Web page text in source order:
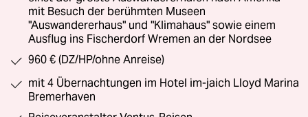
mit Besuch der berühmten Museen
"Auswandererhaus" und "Klimahaus" sowie einem
Ausflug ins Fischerdorf Wremen an der Nordsee
960 € (DZ/HP/ohne Anreise)
mit 4 Übernachtungen im Hotel im-jaich Lloyd Marina
Bremerhaven